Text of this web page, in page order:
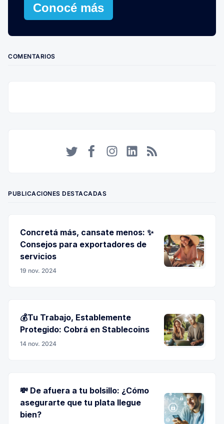
Conocé más
COMENTARIOS
PUBLICACIONES DESTACADAS
Concretá más, cansate menos: ✨
Consejos para exportadores de
servicios
19 nov. 2024
💰Tu Trabajo, Establemente
Protegido: Cobrá en Stablecoins
14 nov. 2024
💸 De afuera a tu bolsillo: ¿Cómo
asegurarte que tu plata llegue
bien?